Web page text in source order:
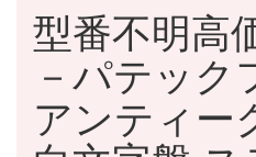
型番不明高
－パテッ
アンティー